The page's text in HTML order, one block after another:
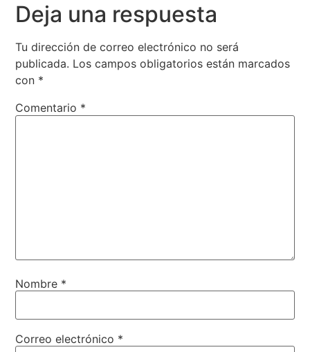
Deja una respuesta
Tu dirección de correo electrónico no será
publicada. Los campos obligatorios están marcados
con *
Comentario *
Nombre *
Correo electrónico *